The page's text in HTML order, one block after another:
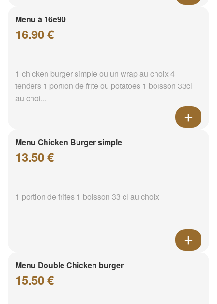
Menu à 16e90
16.90 €
1 chicken burger simple ou un wrap au choix 4
tenders 1 portion de frite ou potatoes 1 boisson 33cl
au choi...
Menu Chicken Burger simple
13.50 €
1 portion de frites 1 boisson 33 cl au choix
Menu Double Chicken burger
15.50 €